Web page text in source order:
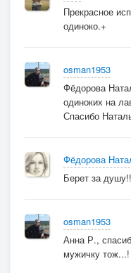
Прекрасное
одиноко.+
osman1953
Фёдорова
одиноких на
Спасибо
Фёдорова
Берет за
osman1953
Анна Р.,
мужичку